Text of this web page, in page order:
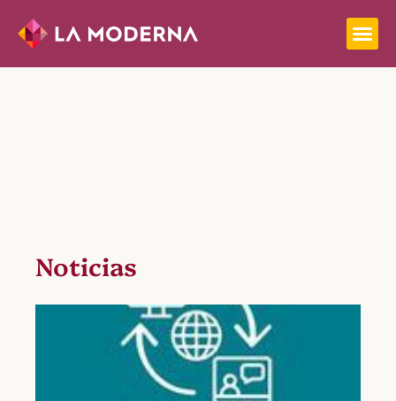
Noticias